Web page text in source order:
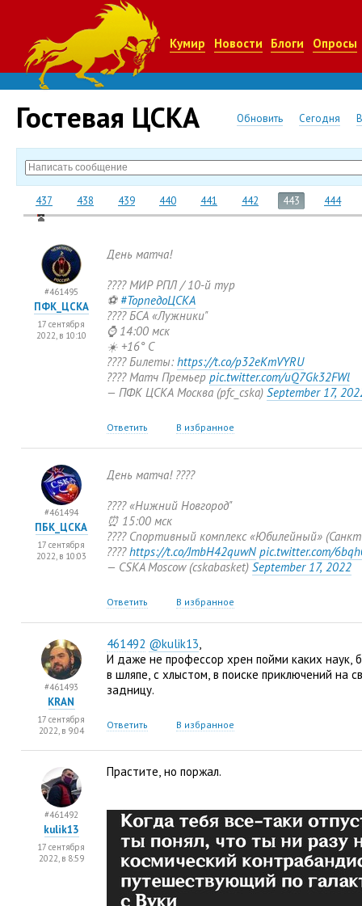
Кумир Новости Блоги Опросы
Гостевая ЦСКА Обновить Сегодня
437 438 439 440 441 442 443 444
День матча!
???? МИР РПЛ / 10-й тур
⚽ #ТорпедоЦСКА
???? БСА «Лужники"
⌚ 14:00 мск
☀️ +16° С
???? Билеты: https://t.co/p32eKmVYRU
???? Матч Премьер pic.twitter.com/uQ7Gk32FWl
— ПФК ЦСКА Москва (pfc_cska) September 17,
Ответить В избранное
#461495
ПФК_ЦСКА
17 сентября
2022, в 10:10
День матча! ????
???? «Нижний Новгород"
⏰ 15:00 мск
???? Спортивный комплекс «Юбилейный» (
????https://t.co/JmbH42quwN pic.twitter.com/
— CSKA Moscow (cskabasket) September 17, 2022
Ответить В избранное
#461494
ПБК_ЦСКА
17 сентября
2022, в 10:03
461492 @kulik13,
И даже не профессор хрен пойми каких наук,
в шляпе, с хлыстом, в поиске приключений на
задницу.
Ответить В избранное
#461493
KRAN
17 сентября
2022, в 9:04
Прастите, но поржал.
#461492
kulik13
17 сентября
2022, в 8:59